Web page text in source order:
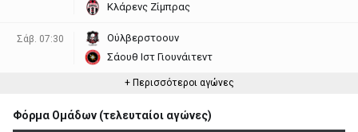
Κλάρενς Ζίμπρας
Σάβ. 07:30
Ούλβερστοουν
Σάουθ Ιστ Γιουνάιτεντ
+ Περισσότεροι αγώνες
Φόρμα Ομάδων (τελευταίοι αγώνες)